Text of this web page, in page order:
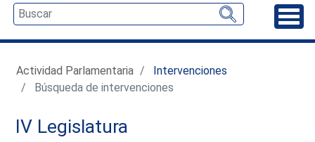
Actividad Parlamentaria
Intervenciones
Búsqueda de intervenciones
IV Legislatura